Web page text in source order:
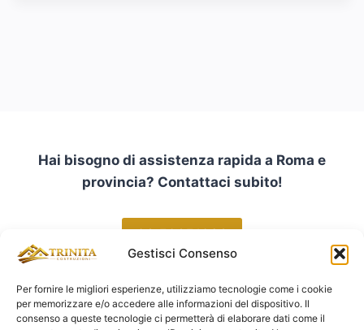
Gestisci Consenso
Per fornire le migliori esperienze, utilizziamo tecnologie come i cookie
per memorizzare e/o accedere alle informazioni del dispositivo. Il
consenso a queste tecnologie ci permetterà di elaborare dati come il
Hai bisogno di assistenza rapida a Roma e
provincia? Contattaci subito!
06 50651036